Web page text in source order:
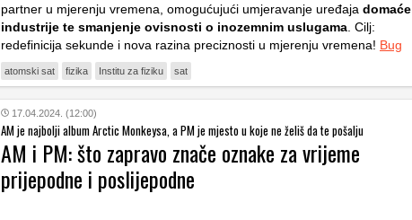
partner u mjerenju vremena, omogućujući umjeravanje uređaja domaće
industrije te smanjenje ovisnosti o inozemnim uslugama . Cilj:
redefinicija sekunde i nova razina preciznosti u mjerenju vremena! Bug
atomski sat fizika Institu za fiziku sat
17.04.2024. (12:00)
AM je najbolji album Arctic Monkeysa, a PM je mjesto u koje ne želiš da te pošalju
AM i PM: što zapravo znače oznake za vrijeme
prijepodne i poslijepodne